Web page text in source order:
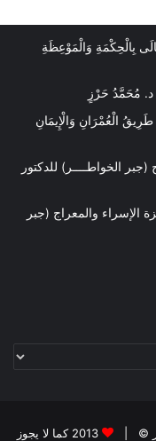
بِالْحِكْمَةِ وَالْمَوْعِظَةِ
د. مُحَمَّدُ حَرْزٍ
الْعُمْرَانِ وَالْإِيمَانِ
الخواطــــر) للدكتور
والمعراج (جبر
© | 2013 كما لا يجوز